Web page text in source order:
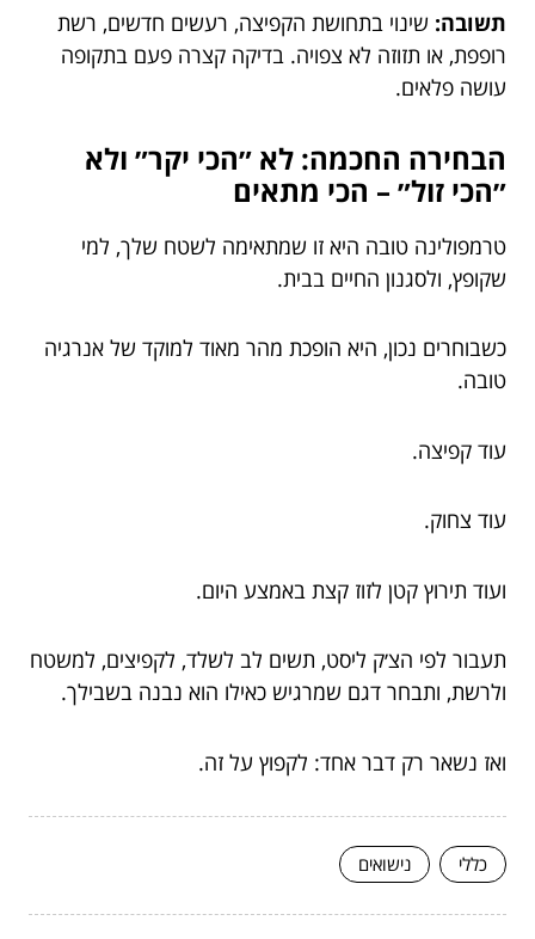
תשובה: שינוי בתחושת הקפיצה, רעשים חדשים, רשת
רופפת, או תזוזה לא צפויה. בדיקה קצרה פעם בתקופה
עושה פלאים.
הבחירה החכמה: לא ״הכי יקר״ ולא
״הכי זול״ – הכי מתאים
טרמפולינה טובה היא זו שמתאימה לשטח שלך, למי
שקופץ, ולסגנון החיים בבית.
כשבוחרים נכון, היא הופכת מהר מאוד למוקד של אנרגיה
טובה.
עוד קפיצה.
עוד צחוק.
ועוד תירוץ קטן לזוז קצת באמצע היום.
תעבור לפי הצ׳ק ליסט, תשים לב לשלד, לקפיצים, למשטח
ולרשת, ותבחר דגם שמרגיש כאילו הוא נבנה בשבילך.
ואז נשאר רק דבר אחד: לקפוץ על זה.
כללי נישואים